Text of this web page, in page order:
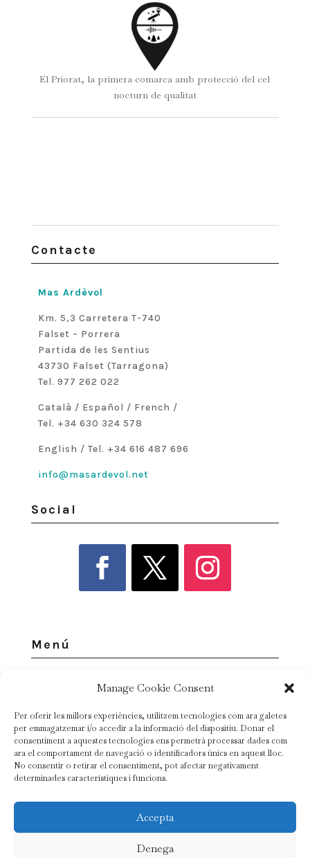
Manage Cookie Consent
Per oferir les millors experiències, utilitzem tecnologies com ara galetes
per emmagatzemar i/o accedir a la informació del dispositiu. Donar el
consentiment a aquestes tecnologies ens permetrà processar dades com
ara el comportament de navegació o identificadors únics en aquest lloc.
No consentir o retirar el consentiment, pot afectar negativament
determinades característiques i funcions.
Accepta
Denega
El Priorat, la primera comarca amb protecció del cel
nocturn de qualitat
Contacte
Mas Ardèvol
Km. 5,3 Carretera T-740
Falset – Porrera
Partida de les Sentius
43730 Falset (Tarragona)
Tel. 977 262 022
Català / Español / French /
Tel. +34 630 324 578
English / Tel. +34 616 487 696
info@masardevol.net
Social
Menú
Legal
Mas Ardèvol
reservats | Registre de Turisme: PT-000106